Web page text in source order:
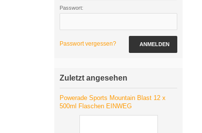
Passwort:
Passwort vergessen? ANMELDEN
Zuletzt angesehen
Powerade Sports Mountain Blast 12 x
500ml Flaschen EINWEG